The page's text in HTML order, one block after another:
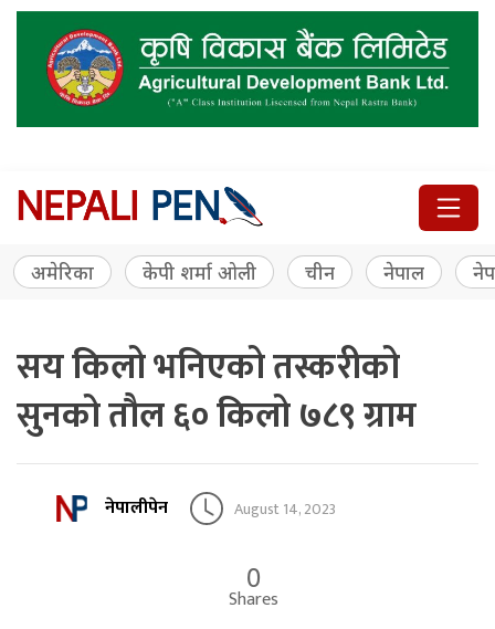
अमेरिका केपी शर्मा ओली चीन नेपाल
सय किलो भनिएको तस्करीको
सुनको तौल ६० किलो ७८९ ग्राम
नेपालीपेन August 14, 2023
0
Shares